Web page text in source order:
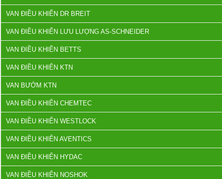
VAN ĐIỀU KHIỂN DR BREIT
VAN ĐIỀU KHIỂN LƯU LƯỢNG AS-SCHNEIDER
VAN ĐIỀU KHIỂN BETTS
VAN ĐIỀU KHIỂN KTN
VAN BƯỚM KTN
VAN ĐIỀU KHIỂN CHEMTEC
VAN ĐIỀU KHIỂN WESTLOCK
VAN ĐIỀU KHIỂN AVENTICS
VAN ĐIỀU KHIỂN HYDAC
VAN ĐIỀU KHIỂN NOSHOK